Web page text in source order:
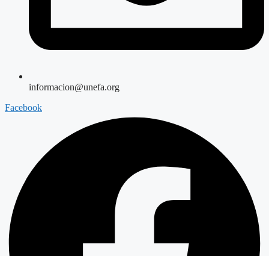
informacion@unefa.org
Facebook